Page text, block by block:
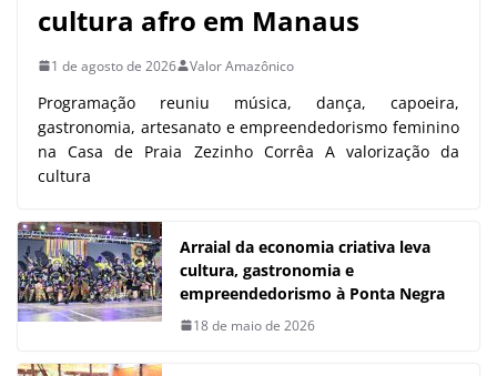
cultura afro em Manaus
1 de agosto de 2026 Valor Amazônico
Programação reuniu música, dança, capoeira,
gastronomia, artesanato e empreendedorismo feminino
na Casa de Praia Zezinho Corrêa A valorização da
cultura
Arraial da economia criativa leva
cultura, gastronomia e
empreendedorismo à Ponta Negra
18 de maio de 2026